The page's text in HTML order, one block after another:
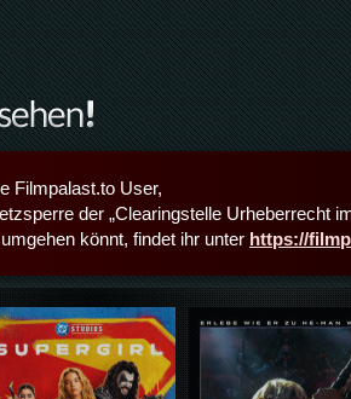
Filmpalast.to User,
der „Clearingstelle Urheberrecht
könnt, findet ihr unter https://
Details,Play Details,Play